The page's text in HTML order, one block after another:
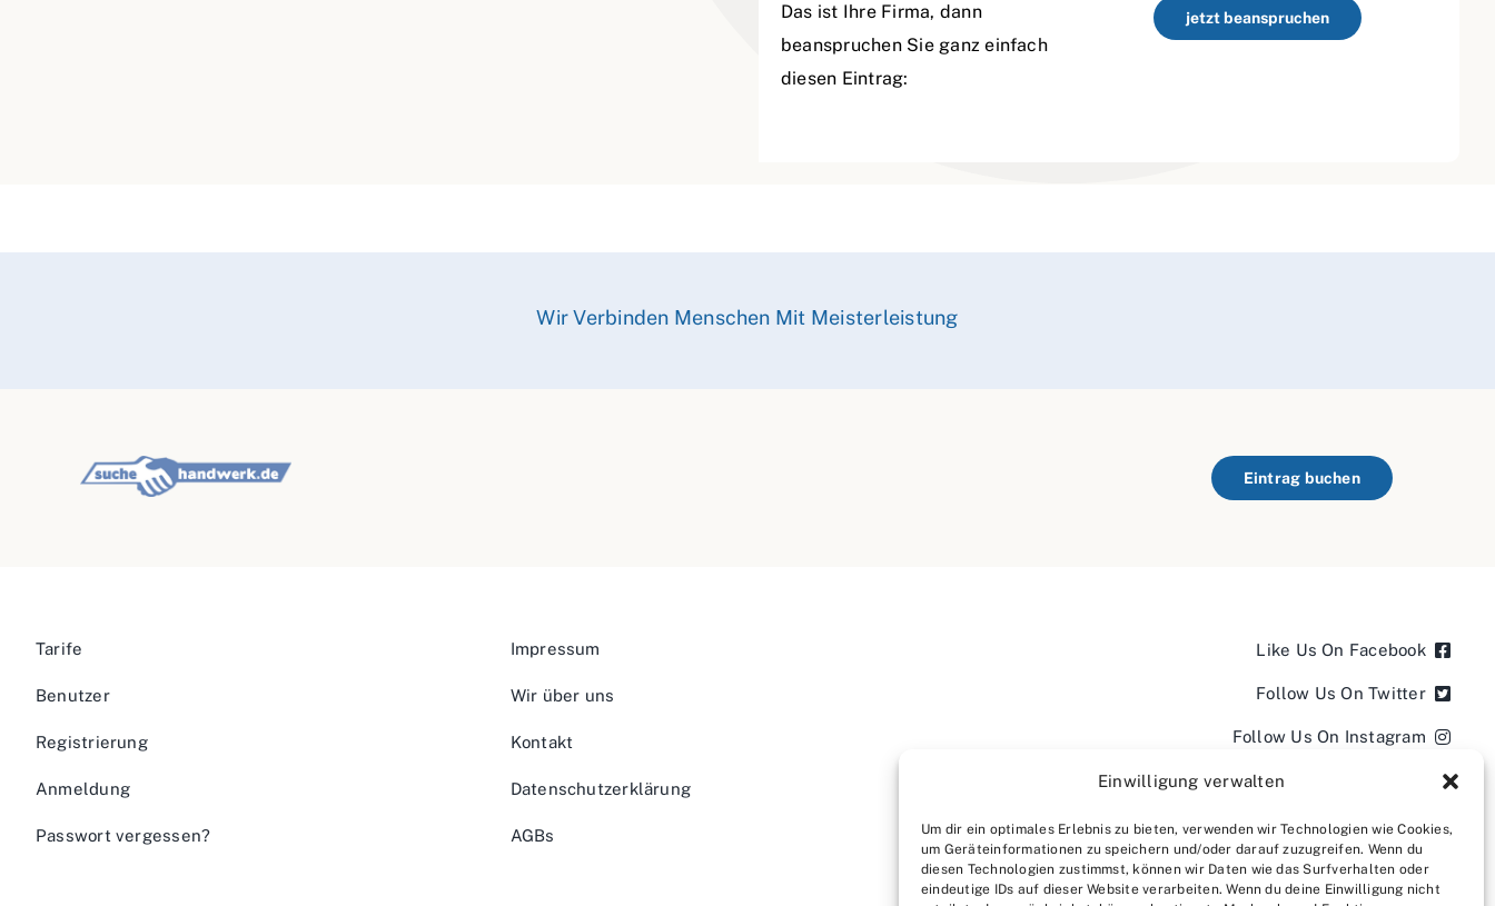
Einwilligung verwalten
Um dir ein optimales Erlebnis zu bieten, verwenden wir Technologien wie Cookies,
um Geräteinformationen zu speichern und/oder darauf zuzugreifen. Wenn du
diesen Technologien zustimmst, können wir Daten wie das Surfverhalten oder
eindeutige IDs auf dieser Website verarbeiten. Wenn du deine Einwilligung nicht
Das ist Ihre Firma, dann
beanspruchen Sie ganz einfach
diesen Eintrag:
jetzt beanspruchen
Wir Verbinden Menschen Mit Meisterleistung
Eintrag buchen
Tarife
Benutzer
Registrierung
Anmeldung
Passwort vergessen?
Impressum
Wir über uns
Kontakt
Datenschutzerklärung
AGBs
Like Us On Facebook
Follow Us On Twitter
Follow Us On Instagram
Follow Us On LinkedIn
Follow us on YouTube
Follow us on Pinterest